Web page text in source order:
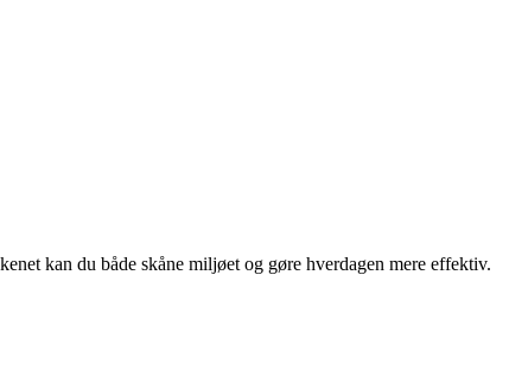
kan du både skåne miljøet og gøre hverdagen mere effektiv.